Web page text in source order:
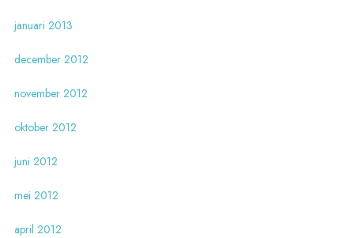
januari 2013
december 2012
november 2012
oktober 2012
juni 2012
mei 2012
april 2012